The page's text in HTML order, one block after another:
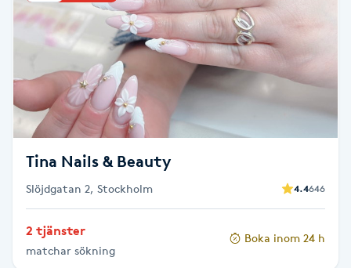
Navelpiercing
NBE-massage
Ny frisyr
O
Olaplex
Ombre
Tina Nails & Beauty
Slöjdgatan 2, Stockholm 4.4646
2 tjänster
matchar sökning
Boka inom 24 h